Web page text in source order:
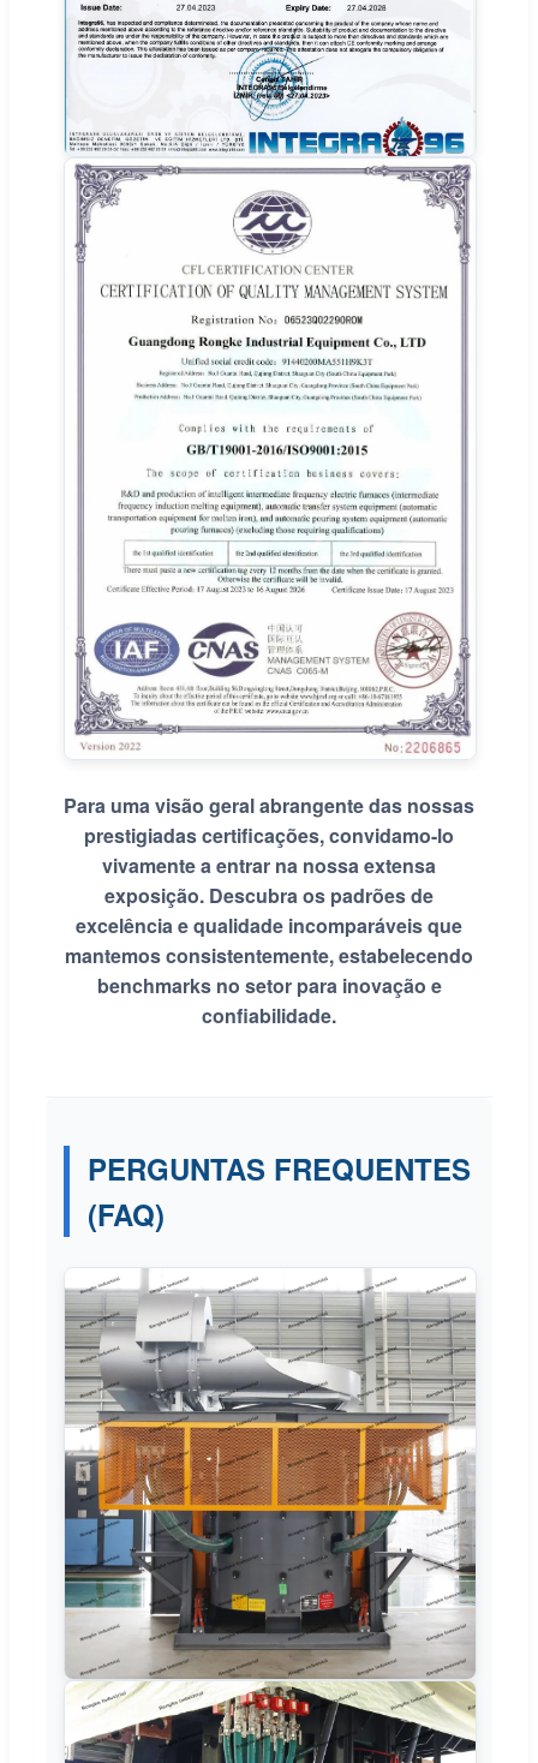
Para uma visão geral abrangente das nossas
prestigiadas certificações, convidamo-lo
vivamente a entrar na nossa extensa
exposição. Descubra os padrões de
excelência e qualidade incomparáveis que
mantemos consistentemente, estabelecendo
benchmarks no setor para inovação e
confiabilidade.
PERGUNTAS FREQUENTES
(FAQ)